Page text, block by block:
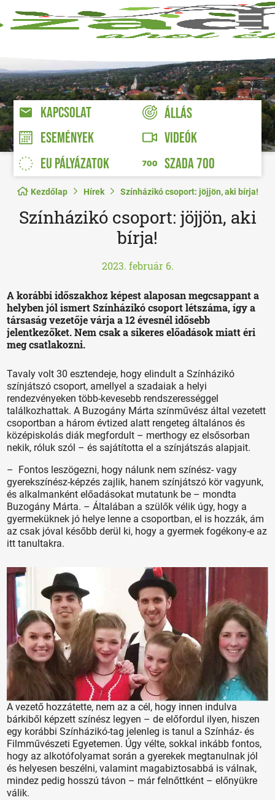
KAPCSOLAT
ÁLLÁS
ESEMÉNYEK
VIDEÓK
EU PÁLYÁZATOK
SZADA 700
Kezdőlap Hírek Színházikó csoport: jöjjön, aki bírja!
Színházikó csoport: jöjjön, aki
bírja!
2023. február 6.
A korábbi időszakhoz képest alaposan megcsappant a
helyben jól ismert Színházikó csoport létszáma, így a
társaság vezetője várja a 12 évesnél idősebb
jelentkezőket. Nem csak a sikeres előadások miatt éri
meg csatlakozni.
Tavaly volt 30 esztendeje, hogy elindult a Színházikó
színjátszó csoport, amellyel a szadaiak a helyi
rendezvényeken több-kevesebb rendszerességgel
találkozhattak. A Buzogány Márta színművész által vezetett
csoportban a három évtized alatt rengeteg általános és
középiskolás diák megfordult – merthogy ez elsősorban
nekik, róluk szól – és sajátította el a színjátszás alapjait.
– Fontos leszögezni, hogy nálunk nem színész- vagy
gyerekszínész-képzés zajlik, hanem színjátszó kör vagyunk,
és alkalmanként előadásokat mutatunk be – mondta
Buzogány Márta. – Általában a szülők vélik úgy, hogy a
gyermeküknek jó helye lenne a csoportban, el is hozzák, ám
az csak jóval később derül ki, hogy a gyermek fogékony-e az
itt tanultakra.
A vezető hozzátette, nem az a cél, hogy innen indulva
bárkiből képzett színész legyen – de előfordul ilyen, hiszen
egy korábbi Színházikó-tag jelenleg is tanul a Színház- és
Filmművészeti Egyetemen. Úgy vélte, sokkal inkább fontos,
hogy az alkotófolyamat során a gyerekek megtanulnak jól
és helyesen beszélni, valamint magabiztosabbá is válnak,
mindez pedig hosszú távon – már felnőttként – előnyükre
válik.